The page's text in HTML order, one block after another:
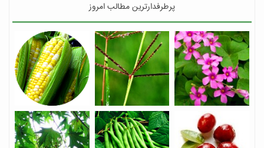
پرطرفدارترین مطالب امروز